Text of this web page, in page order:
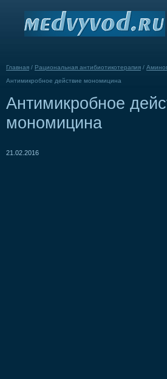
Главная / Рациональная антибиотикотерапия /
Антимикробное действие мономицина
Антимикробное
мономицина
21.02.2016